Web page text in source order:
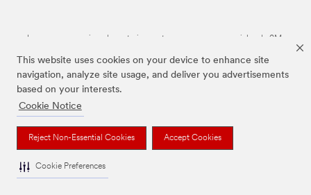
This website uses cookies on your device to enhance site
navigation, analyze site usage, and deliver you advertisements
based on your interests.
Cookie Notice
Reject Non-Essential Cookies Accept Cookies
Cookie Preferences
Las marcas mencionadas anteriormente son marcas comerciales de 3M.